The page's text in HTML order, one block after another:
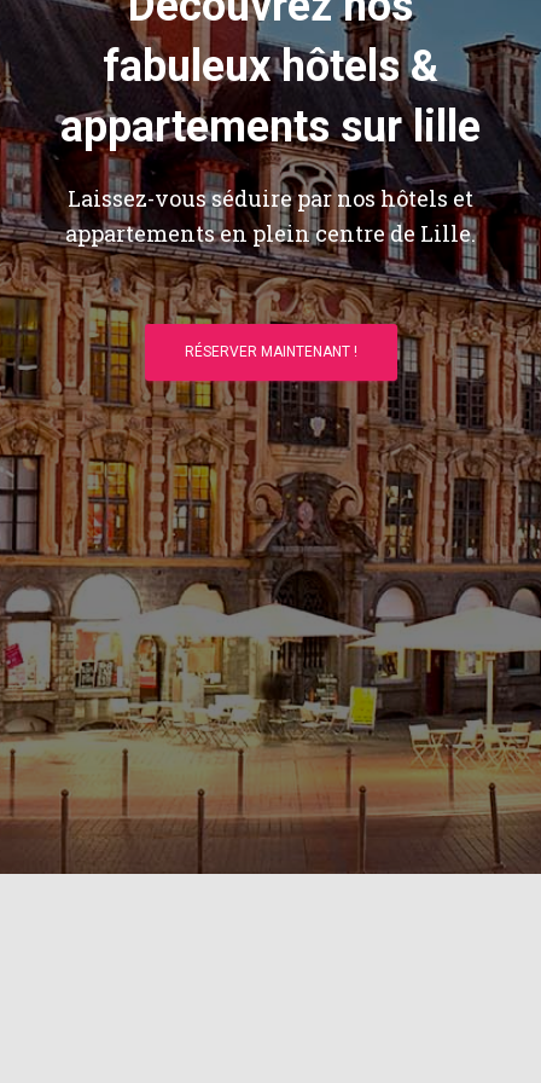
fabuleux hôtels &
appartements sur lille
Laissez-vous séduire par nos hôtels et
appartements en plein centre de Lille.
RÉSERVER MAINTENANT !